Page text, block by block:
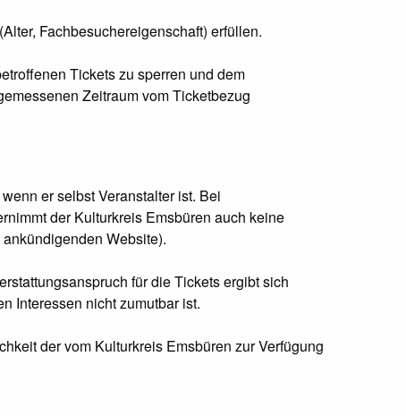
Fachbesuchereigenschaft) erfüllen.
Tickets zu sperren und dem
Zeitraum vom Ticketbezug
er selbst Veranstalter ist. Bei
der Kulturkreis Emsbüren auch keine
Website).
für die Tickets ergibt sich
Interessen nicht zumutbar ist.
der vom Kulturkreis Emsbüren zur Verfügung